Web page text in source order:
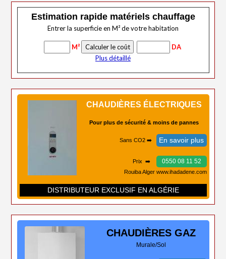
Estimation rapide matériels chauffage
Entrer la superficie en M² de votre habitation
M²
DA
Plus détaillé
CHAUDIÈRES ÉLECTRIQUES
Pour plus de sécurité & moins de pannes
Sans CO2 ➡️ En savoir plus
Prix ➡️ 0550 08 11 52
Rouiba Alger www.ihadadene.com
DISTRIBUTEUR EXCLUSIF EN ALGÉRIE
CHAUDIÈRES GAZ
Murale/Sol